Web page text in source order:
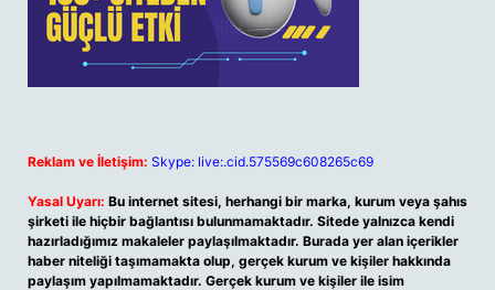
Reklam ve İletişim: Skype: live:.cid.575569c608265c69
Yasal Uyarı: Bu internet sitesi, herhangi bir marka, kurum veya şahıs
şirketi ile hiçbir bağlantısı bulunmamaktadır. Sitede yalnızca kendi
hazırladığımız makaleler paylaşılmaktadır. Burada yer alan içerikler
haber niteliği taşımamakta olup, gerçek kurum ve kişiler hakkında
paylaşım yapılmamaktadır. Gerçek kurum ve kişiler ile isim